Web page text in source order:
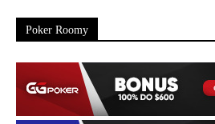
Poker Roomy